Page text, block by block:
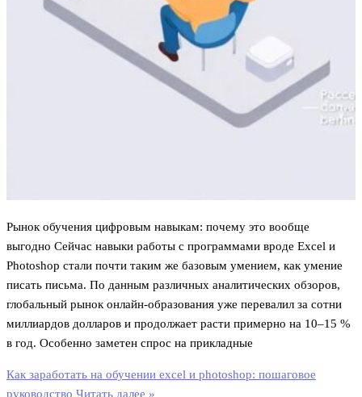
Рынок обучения цифровым навыкам: почему это вообще
выгодно Сейчас навыки работы с программами вроде Excel и
Photoshop стали почти таким же базовым умением, как умение
писать письма. По данным различных аналитических обзоров,
глобальный рынок онлайн-образования уже перевалил за сотни
миллиардов долларов и продолжает расти примерно на 10–15 %
в год. Особенно заметен спрос на прикладные
Как заработать на обучении excel и photoshop: пошаговое
руководство Читать далее »